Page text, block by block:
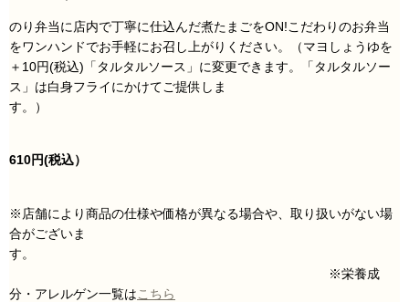
のり弁当に店内で丁寧に仕込んだ煮たまごをON!こだわりのお弁当
をワンハンドでお手軽にお召し上がりください。
（マヨしょうゆを
＋10円(税込)「タルタルソース」に変更できます。「タルタルソー
ス」は白身フライにかけてご提供しま
す。）
610円(税込）
※店舗により商品の仕様や価格が異なる場合や、取り扱いがない場
合がございま
す。
※栄養成
分・アレルゲン一覧はこちら